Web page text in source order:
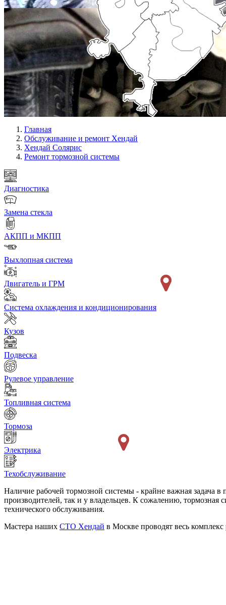
Главная
Обслуживание и ремонт Хендай
Хендай Солярис
Ремонт тормозной системы
Диагностика
Замена стекла
АКПП и МКПП
Выхлопная система
Двигатель и ГРМ
Система охлаждения и кондиционирования
Кузов
Подвеска
Рулевое управление
Топливная система
Тормоза
Электрика
Техобслуживание
Наличие рабочей тормозной системы - крайне важная задача в
производителей, так и у владельцев. К сожалению, тормозная
технического обслуживания.
Мастера наших СТО Хендай в Москве проводят весь